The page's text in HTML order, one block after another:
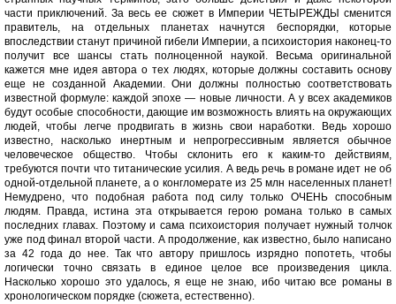
части приключений. За весь ее сюжет в Империи ЧЕТЫРЕЖДЫ сменится
правитель, на отдельных планетах начнутся беспорядки, которые
впоследствии станут причиной гибели Империи, а психоистория наконец-то
получит все шансы стать полноценной наукой. Весьма оригинальной
кажется мне идея автора о тех людях, которые должны составить основу
еще не созданной Академии. Они должны полностью соответствовать
известной формуле: каждой эпохе — новые личности. А у всех академиков
будут особые способности, дающие им возможность влиять на окружающих
людей, чтобы легче продвигать в жизнь свои наработки. Ведь хорошо
известно, насколько инертным и непрогрессивным является обычное
человеческое общество. Чтобы склонить его к каким-то действиям,
требуются почти что титанические усилия. А ведь речь в романе идет не об
одной-отдельной планете, а о конгломерате из 25 млн населенных планет!
Немудрено, что подобная работа под силу только ОЧЕНЬ способным
людям. Правда, истина эта открывается герою романа только в самых
последних главах. Поэтому и сама психоистория получает нужный толчок
уже под финал второй части. А продолжение, как известно, было написано
за 42 года до нее. Так что автору пришлось изрядно попотеть, чтобы
логически точно связать в единое целое все произведения цикла.
Насколько хорошо это удалось, я еще не знаю, ибо читаю все романы в
хронологическом порядке (сюжета, естественно).